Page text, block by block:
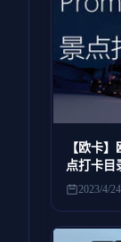
【欧卡
点打卡目
2023/4/24